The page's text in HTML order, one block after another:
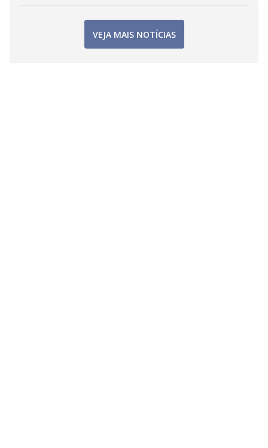
VEJA MAIS NOTÍCIAS